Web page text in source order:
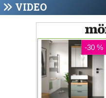
VIDEO